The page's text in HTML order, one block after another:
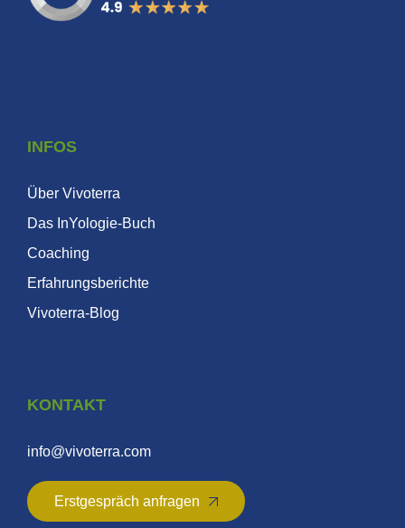
INFOS
Über Vivoterra
Das InYologie-Buch
Coaching
Erfahrungsberichte
Vivoterra-Blog
KONTAKT
info@vivoterra.com
Erstgespräch anfragen